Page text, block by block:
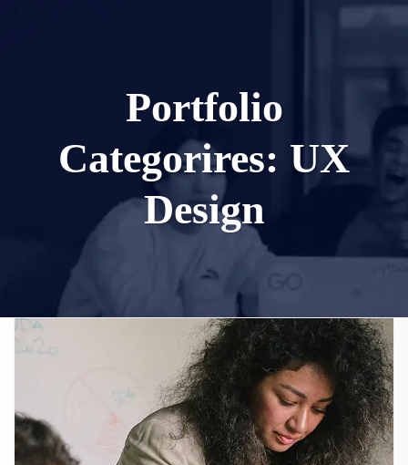
Portfolio
Categorires: UX
Design